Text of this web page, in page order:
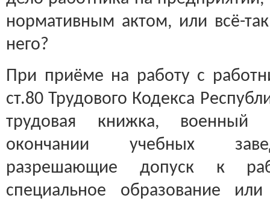
нормативным актом, или всё-
него?
При приёме на работу с
ст.80 Трудового Кодекса
трудовая книжка,
окончании учебных
разрешающие допуск к
специальное образование